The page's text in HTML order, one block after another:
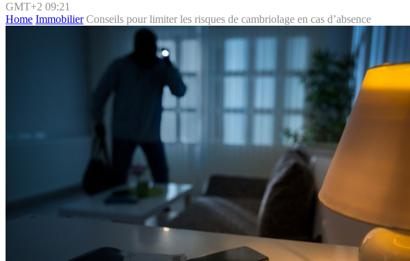
GMT+2 09:21
Home Immobilier Conseils pour limiter les risques de cambriolage en cas d’absence